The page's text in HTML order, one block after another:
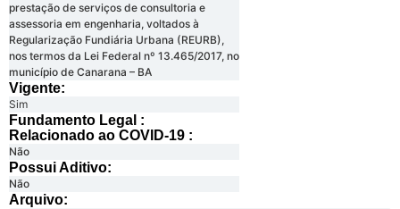
prestação de serviços de consultoria e
assessoria em engenharia, voltados à
Regularização Fundiária Urbana (REURB),
nos termos da Lei Federal nº 13.465/2017, no
município de Canarana – BA
Vigente:
Sim
Fundamento Legal :​
Relacionado ao COVID-19 :​
Não
Possui Aditivo:​
Não
Arquivo: